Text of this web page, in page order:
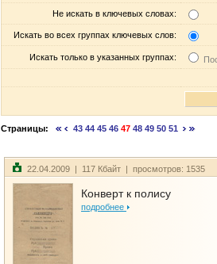
Не искать в ключевых словах:
Искать во всех группах ключевых слов:
Искать только в указанных группах:
Страницы: 43 44 45 46 47 48 49 50 51
22.04.2009 | 117 Кбайт | просмотров: 1535
Конверт к полису
подробнее